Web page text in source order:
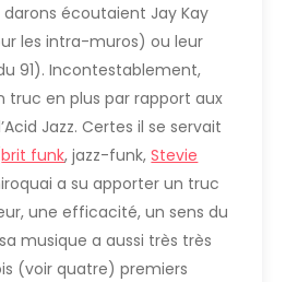
darons écoutaient Jay Kay
les intra-muros) ou leur
91). Incontestablement,
truc en plus par rapport aux
Jazz. Certes il se servait
brit funk, jazz-funk,Stevie
a su apporter un truc
une efficacité, un sens du
musique a aussi très très
(voir quatre) premiers